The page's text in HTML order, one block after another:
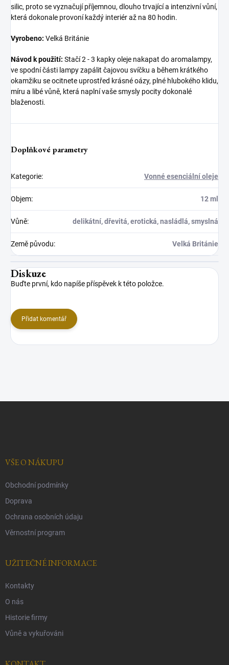
silic, proto se vyznačují příjemnou, dlouho trvající a intenzivní vůní,
která dokonale provoní každý interiér až na 80 hodin.
Vyrobeno: Velká Británie
Návod k použití: Stačí 2 - 3 kapky oleje nakapat do aromalampy,
ve spodní části lampy zapálit čajovou svíčku a během krátkého
okamžiku se ocitnete uprostřed krásné oázy, plné hlubokého klidu,
míru a libé vůně, která naplní vaše smysly pocity dokonalé
blaženosti.
Doplňkové parametry
Kategorie: Vonné esenciální oleje
Objem: 12 ml
Vůně: delikátní, dřevitá, erotická, nasládlá, smyslná
Země původu: Velká Británie
Diskuze
Buďte první, kdo napíše příspěvek k této položce.
Přidat komentář
VŠE O NÁKUPU
Obchodní podmínky
Doprava
Ochrana osobních údaju
Věrnostní program
UŽITEČNÉ INFORMACE
Kontakty
O nás
Historie firmy
Vůně a vykuřováni